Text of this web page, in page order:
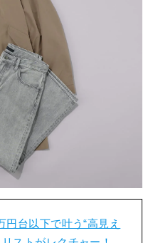
円台以下で叶う“高見え